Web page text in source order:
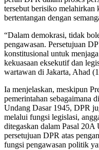
tersebut berisiko melahirkan
bertentangan dengan
“Dalam demokrasi, tidak
pengawasan. Persetujuan
konstitusional untuk
kekuasaan eksekutif dan
wartawan di Jakarta, Ahad
Ia menjelaskan, meskipun
pemerintahan sebagaimana
Undang Dasar 1945, DPR
melalui fungsi legislasi,
ditegaskan dalam Pasal
persetujuan DPR atas
fungsi pengawasan politik